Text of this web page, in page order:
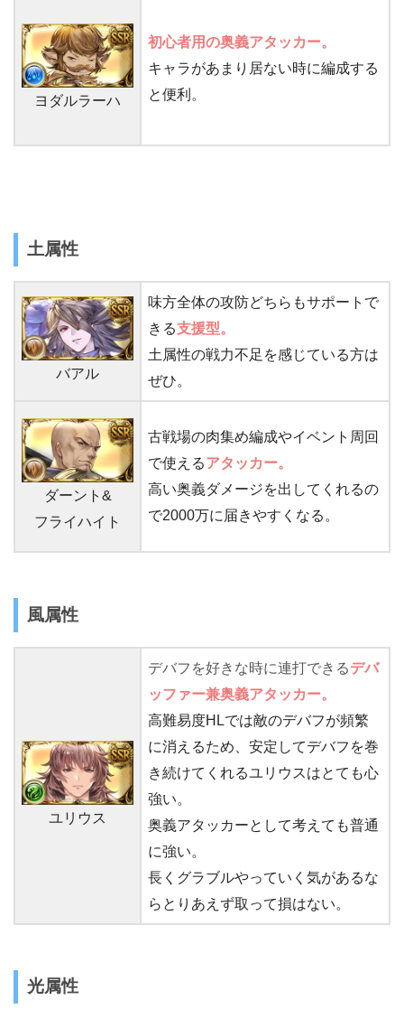
ヨダルラーハ
初心者用の奥義アタッカー。
キャラがあまり居ない時に編成する
と便利。
土属性
バアル
味方全体の攻防どちらもサポートで
きる支援型。
土属性の戦力不足を感じている方は
ぜひ。
ダーント&
フライハイト
古戦場の肉集め編成やイベント周回
で使えるアタッカー。
高い奥義ダメージを出してくれるの
で2000万に届きやすくなる。
風属性
ユリウス
デバフを好きな時に連打できるデバ
ッファー兼奥義アタッカー。
高難易度HLでは敵のデバフが頻繁
に消えるため、安定してデバフを巻
き続けてくれるユリウスはとても心
強い。
奥義アタッカーとして考えても普通
に強い。
長くグラブルやっていく気があるな
らとりあえず取って損はない。
光属性